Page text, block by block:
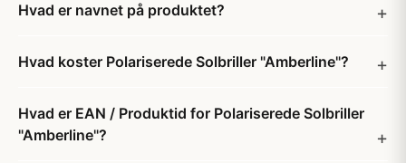
Hvad er navnet på produktet?
Hvad koster Polariserede Solbriller "Amberline"?
Hvad er EAN / Produktid for Polariserede Solbriller
"Amberline"?